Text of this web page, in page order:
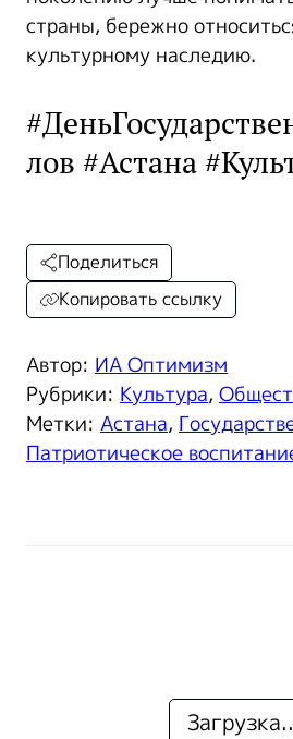
страны, бережно
культурному наследию.
лов #Астана
Автор: ИА Оптимизм
Рубрики: Культура,
Метки: Астана,
Патриотическое
Поделиться
Копировать ссылку